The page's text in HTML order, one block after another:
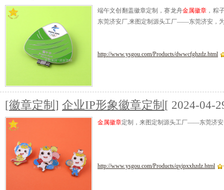
端午文创翻盖徽章定制，赛龙舟金属徽章 ，粽
东莞济安厂,来图定制源头工厂——东莞济安，
http://www.ysgou.com/Products/dwwcfghzdz.html
[徽章定制 ] 企业IP形象徽章定制 [ 2024-04-
金属徽章定制，来图定制源头工厂——东莞济
http://www.ysgou.com/Products/qyipxxhzdz.html